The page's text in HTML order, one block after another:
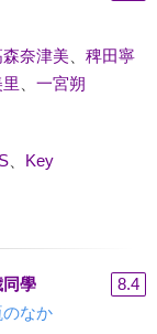
森奈津美、 稗田寧
一宮朔
、 Key
學
8.4
なか